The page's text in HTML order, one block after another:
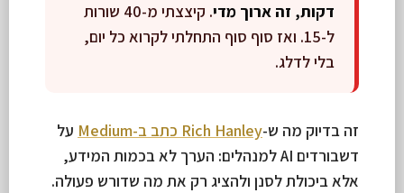
דקות, זה ארוך מדי
. קיצצתי מ-40 שורות
ל-15. ואז סוף סוף התחלתי לקרוא כל יום,
בלי לדלג.
זה בדיוק מה ש-Rich Hanley כתב ב-Medium
על
דשבורדים AI למנהלים: הערך לא בכמות המידע,
אלא ביכולת לסנן ולהציג רק את מה שדורש פעולה.